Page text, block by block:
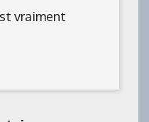
vraiment